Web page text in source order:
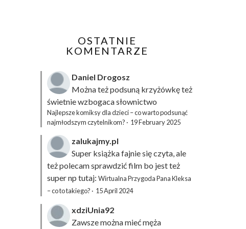
OSTATNIE
KOMENTARZE
Daniel Drogosz
Można też podsuną krzyżówkęteż
świetnie wzbogaca słownictwo
Najlepsze komiksy dla dzieci – co warto podsunąć
najmłodszym czytelnikom? · 19 February 2025
zalukajmy.pl
Super książka fajnie się czyta, ale
też polecam sprawdzić film bo jest też
super np tutaj: Wirtualna Przygoda Pana Kleksa
– co to takiego? · 15 April 2024
xdziUnia92
Zawsze można mieć męża